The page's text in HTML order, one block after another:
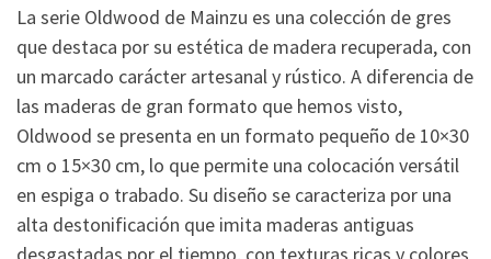
La serie Oldwood de Mainzu es una colección de gres
que destaca por su estética de madera recuperada, con
un marcado carácter artesanal y rústico. A diferencia de
las maderas de gran formato que hemos visto,
Oldwood se presenta en un formato pequeño de 10×30
cm o 15×30 cm, lo que permite una colocación versátil
en espiga o trabado. Su diseño se caracteriza por una
alta destonificación que imita maderas antiguas